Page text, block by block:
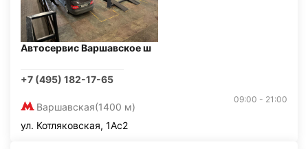
Автосервис Варшавское ш
+7 (495) 182-17-65
Варшавская(1400 м)
09:00 - 21:00
ул. Котляковская, 1Ас2